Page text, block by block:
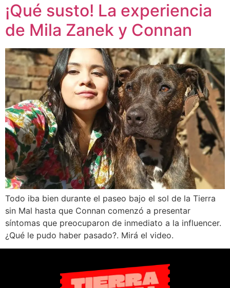
¡Qué susto! La experiencia
de Mila Zanek y Connan
Todo iba bien durante el paseo bajo el sol de la Tierra
sin Mal hasta que Connan comenzó a presentar
síntomas que preocuparon de inmediato a la influencer.
¿Qué le pudo haber pasado?. Mirá el video.